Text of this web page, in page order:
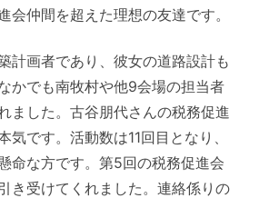
会仲間を超えた理想の友達です。
計画者であり、彼女の道路設計も
かでも南牧村や他9会場の担当者
ました。古谷朋代さんの税務促進
気です。活動数は11回目となり、
命な方です。第5回の税務促進会
き受けてくれました。連絡係りの